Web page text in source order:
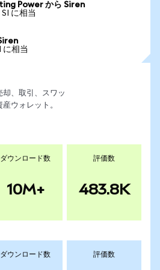
Power から Siren
に相当
に相当
、取引、スワッ
ウォレット。
ダウンロード数
10M+
評価数
483.8K
ダウンロード数 評価数